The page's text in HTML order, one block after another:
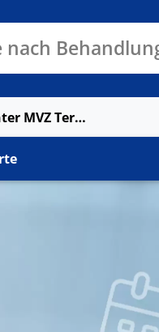
nach
Airport Medical Center MVZ Terminal 1 West GbR